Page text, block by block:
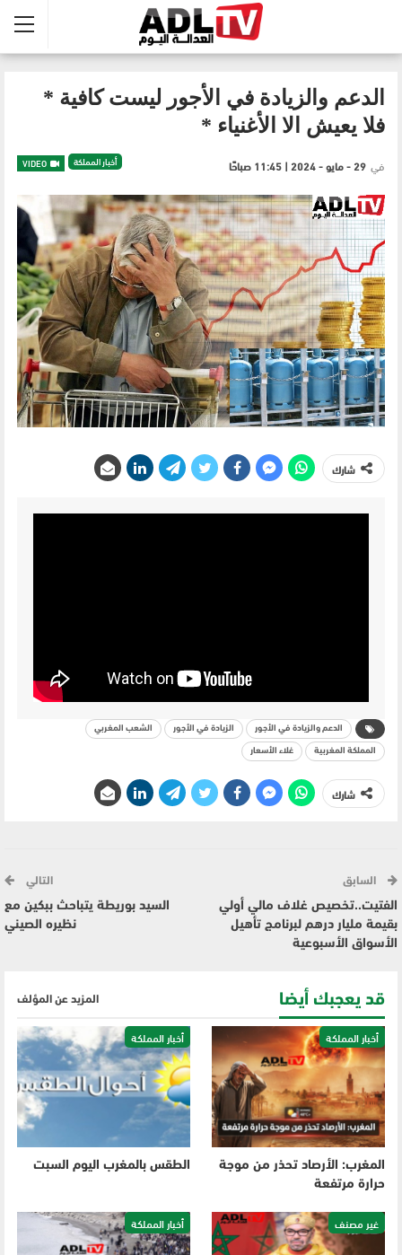
الدعم والزيادة في الأجور ليست كافية *
فلا يعيش الا الأغنياء *
أخبار المملكة في 29 - مايو - 2024 | 11:45 صباحًا
شارك
الدعم والزيادة في الأجور الزيادة في الأجور الشعب المغربي
المملكة المغربية غلاء الأسعار
شارك
السابق
الفتيت..تخصيص غلاف مالي أولي
بقيمة مليار درهم لبرنامج تأهيل
الأسواق الأسبوعية
التالي
السيد بوريطة يتباحث ببكين مع
نظيره الصيني
قد يعجبك أيضا المزيد عن المؤلف
أخبار المملكة
المغرب: الأرصاد تحذر من موجة
حرارة مرتفعة
أخبار المملكة
الطقس بالمغرب اليوم السبت
غير مصنف أخبار المملكة